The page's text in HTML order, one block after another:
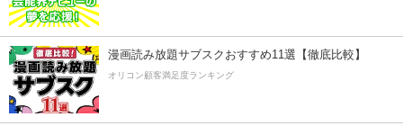
漫画読み放題サブスクおすすめ11選【徹底比較】
オリコン顧客満足度ランキング